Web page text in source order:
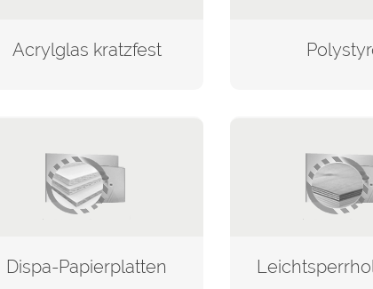
Acrylglas kratzfest
Dispa-Papierplatten